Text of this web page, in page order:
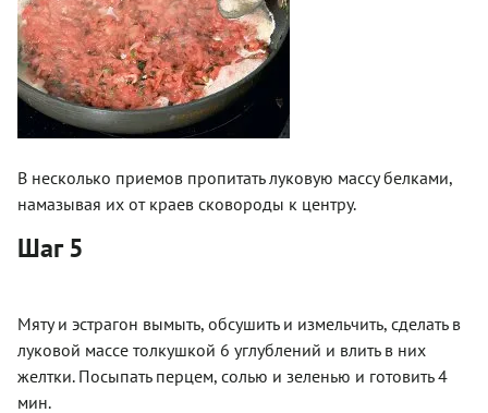
В несколько приемов пропитать луковую массу белками,
намазывая их от краев сковороды к центру.
Шаг 5
Мяту и эстрагон вымыть, обсушить и измельчить, сделать в
луковой массе толкушкой 6 углублений и влить в них
желтки. Посыпать перцем, солью и зеленью и готовить 4
мин.